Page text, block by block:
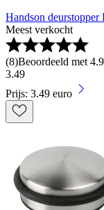
Handson
Meest verkocht
(8)Beoordeeld met
3.49
Prijs: 3.49 euro